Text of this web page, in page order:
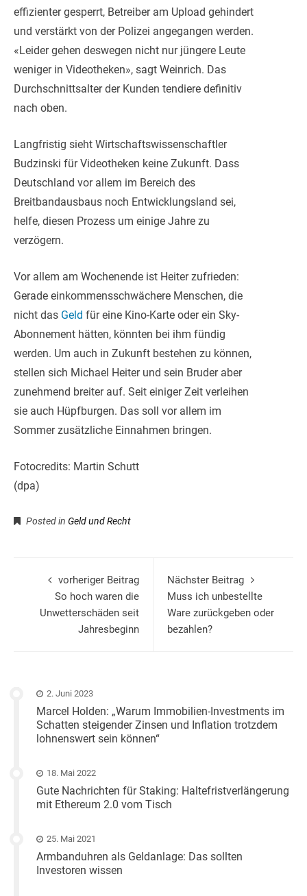
effizienter gesperrt, Betreiber am Upload gehindert
und verstärkt von der Polizei angegangen werden.
«Leider gehen deswegen nicht nur jüngere Leute
weniger in Videotheken», sagt Weinrich. Das
Durchschnittsalter der Kunden tendiere definitiv
nach oben.
Langfristig sieht Wirtschaftswissenschaftler
Budzinski für Videotheken keine Zukunft. Dass
Deutschland vor allem im Bereich des
Breitbandausbaus noch Entwicklungsland sei,
helfe, diesen Prozess um einige Jahre zu
verzögern.
Vor allem am Wochenende ist Heiter zufrieden:
Gerade einkommensschwächere Menschen, die
nicht das Geld für eine Kino-Karte oder ein Sky-
Abonnement hätten, könnten bei ihm fündig
werden. Um auch in Zukunft bestehen zu können,
stellen sich Michael Heiter und sein Bruder aber
zunehmend breiter auf. Seit einiger Zeit verleihen
sie auch Hüpfburgen. Das soll vor allem im
Sommer zusätzliche Einnahmen bringen.
Fotocredits: Martin Schutt
(dpa)
Posted in Geld und Recht
vorheriger Beitrag
So hoch waren die
Unwetterschäden seit
Jahresbeginn
Nächster Beitrag
Muss ich unbestellte
Ware zurückgeben oder
bezahlen?
2. Juni 2023
Marcel Holden: „Warum Immobilien-Investments im
Schatten steigender Zinsen und Inflation trotzdem
lohnenswert sein können“
18. Mai 2022
Gute Nachrichten für Staking: Haltefristverlängerung
mit Ethereum 2.0 vom Tisch
25. Mai 2021
Armbanduhren als Geldanlage: Das sollten
Investoren wissen